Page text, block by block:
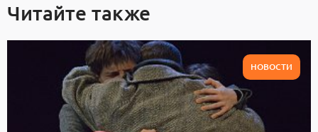
Читайте также
НОВОСТИ